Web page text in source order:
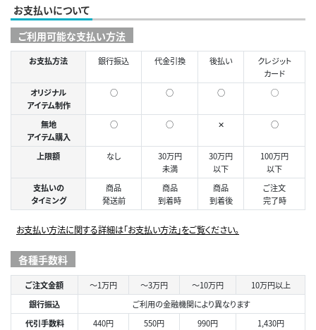
お支払いについて
ご利用可能な支払い方法
お支払方法 銀行振込 代金引換 後払い
クレジット
カード
オリジナル
アイテム制作
○ ○ ○ ◯
無地
アイテム購入
○ ○ ✕ ○
上限額 なし
30万円
未満
30万円
以下
100万円
以下
支払いの
タイミング
商品
発送前
商品
到着時
商品
到着後
ご注文
完了時
お支払い方法に関する詳細は「お支払い方法」をご覧ください。
各種手数料
ご注文金額 ～1万円 ～3万円 ～10万円
10万円以上
銀行振込
ご利用の金融機関により異なります
代引手数料
440円 550円 990円
1,430円